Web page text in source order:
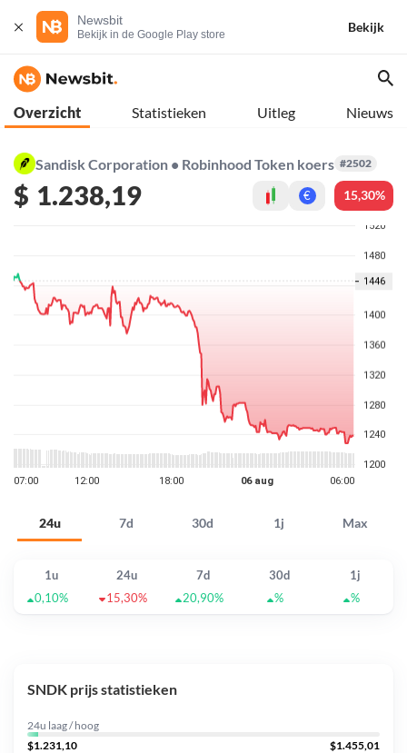
Newsbit
Bekijk in de Google Play store
Bekijk
Overzicht Statistieken Uitleg Nieuws
Sandisk Corporation • Robinhood Token koers #2502
$ 1.238,19 € 15,30%
24u 7d 30d 1j Max
1u 24u 7d 30d
1j
0,10%
15,30% 20,90% % %
SNDK prijs statistieken
24u laag / hoog
$1.231,10
$1.455,01